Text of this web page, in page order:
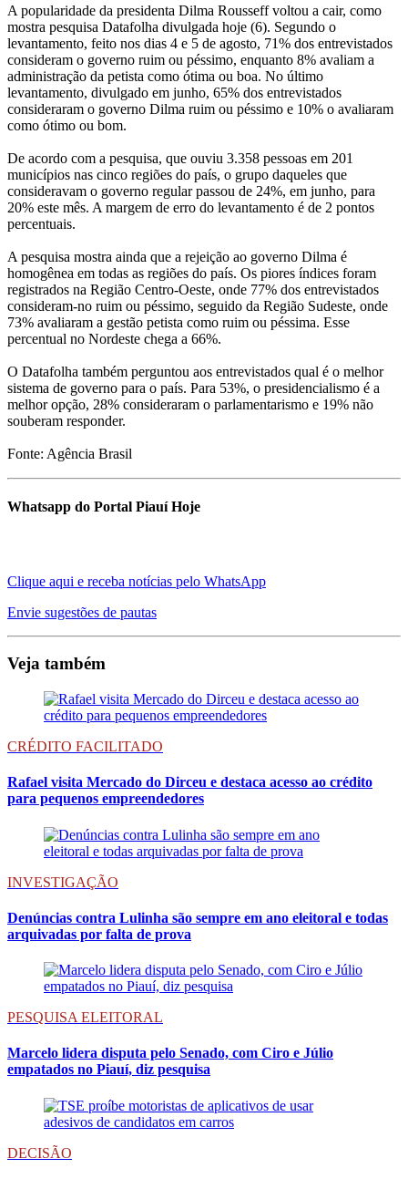
A popularidade da presidenta Dilma Rousseff voltou a cair, como
mostra pesquisa Datafolha divulgada hoje (6). Segundo o
levantamento, feito nos dias 4 e 5 de agosto, 71% dos entrevistados
consideram o governo ruim ou péssimo, enquanto 8% avaliam a
administração da petista como ótima ou boa. No último
levantamento, divulgado em junho, 65% dos entrevistados
consideraram o governo Dilma ruim ou péssimo e 10% o avaliaram
como ótimo ou bom.
De acordo com a pesquisa, que ouviu 3.358 pessoas em 201
municípios nas cinco regiões do país, o grupo daqueles que
consideravam o governo regular passou de 24%, em junho, para
20% este mês. A margem de erro do levantamento é de 2 pontos
percentuais.
A pesquisa mostra ainda que a rejeição ao governo Dilma é
homogênea em todas as regiões do país. Os piores índices foram
registrados na Região Centro-Oeste, onde 77% dos entrevistados
consideram-no ruim ou péssimo, seguido da Região Sudeste, onde
73% avaliaram a gestão petista como ruim ou péssima. Esse
percentual no Nordeste chega a 66%.
O Datafolha também perguntou aos entrevistados qual é o melhor
sistema de governo para o país. Para 53%, o presidencialismo é a
melhor opção, 28% consideraram o parlamentarismo e 19% não
souberam responder.
Fonte: Agência Brasil
Whatsapp do Portal Piauí Hoje
Clique aqui e receba notícias pelo WhatsApp
Envie sugestões de pautas
Veja também
CRÉDITO FACILITADO
Rafael visita Mercado do Dirceu e destaca acesso ao crédito
para pequenos empreendedores
INVESTIGAÇÃO
Denúncias contra Lulinha são sempre em ano eleitoral e todas
arquivadas por falta de prova
PESQUISA ELEITORAL
Marcelo lidera disputa pelo Senado, com Ciro e Júlio
empatados no Piauí, diz pesquisa
DECISÃO